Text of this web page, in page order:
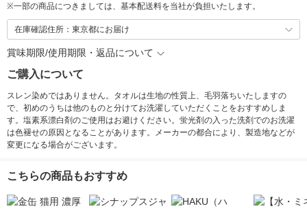
※一部の商品につきましては、基本配送料を当社が負担いたします。
在庫確認住所：東京都にお届け
賞味期限/使用期限・返品について
ご購入について
スレン染めではありません。タオルは生地の性質上、毛羽落ちいたしますの
で、初めのうちは他のものと分けてお洗濯していただくことをおすすめしま
す。塩素系漂白剤のご使用はお避けください。蛍光剤の入った洗剤でのお洗濯
は色褪せの原因となることがあります。メーカーの都合により、製造地などが
変更になる場合がございます。
こちらの商品もおすすめ